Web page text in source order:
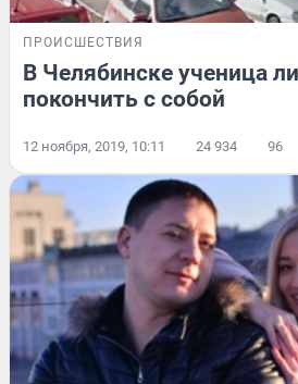
ПРОИСШЕСТВИЯ
В Челябинске ученица
покончить с собой
12 ноября, 2019, 10:11 24 934 96